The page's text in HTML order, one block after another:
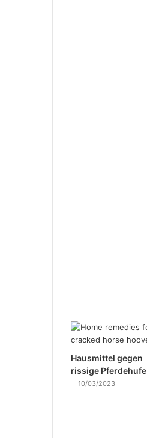
Hausmittel gegen
rissige Pferdehufe
10/03/2023